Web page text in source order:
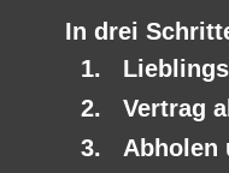
In drei
Vertrag
Abholen